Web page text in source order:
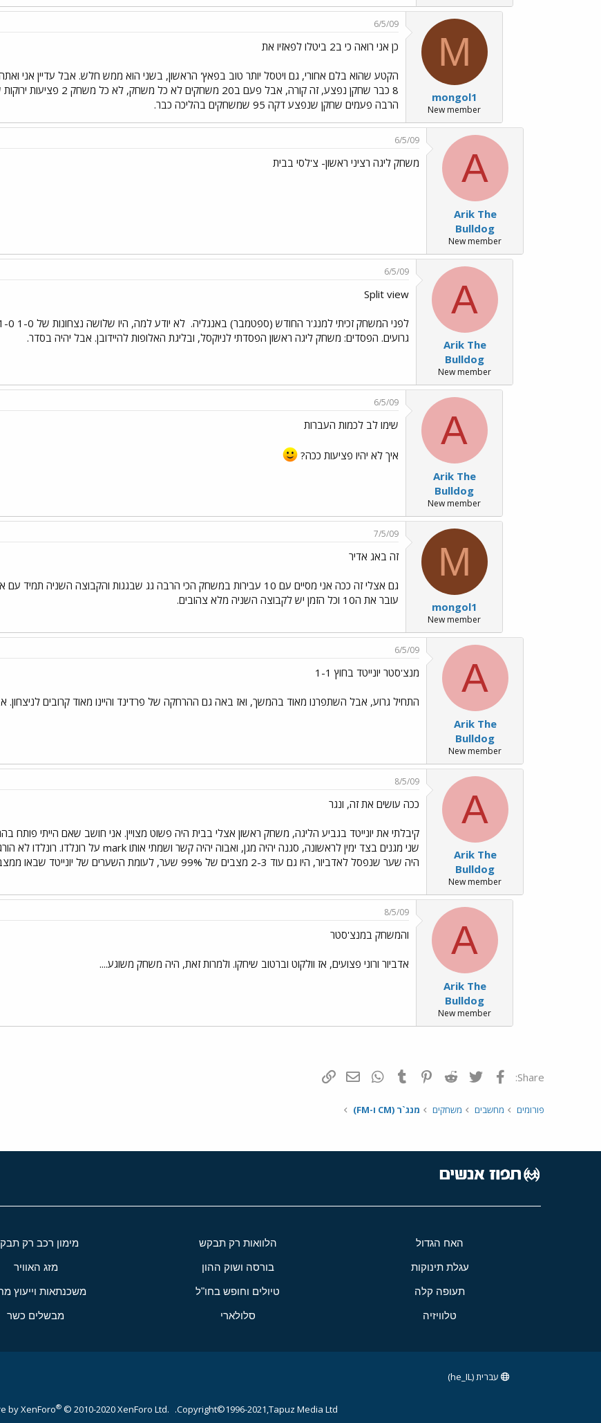
M
mongol1
New member
6/5/09
כן אני רואה כי ב2 ביטלו לפאזיו את
הקטע שהוא בלם אחורי, גם ויטסל יותר טוב בפאץ' הראשון, בשני הוא ממש חלש. אבל עדיין אני
הרבה פעמים שחקן שנפצע דקה 95 שמשחקים בהליכה כבר.
A
Arik The
Bulldog
New member
6/5/09
משחק ליגה רציני ראשון- צ'לסי בבית
A
Arik The
Bulldog
New member
6/5/09
Split view
לפני המשחק זכיתי למנג'ר החודש (ספטמבר) באנגליה.
גרועים. הפסדים: משחק ליגה ראשון הפסדתי לניוקסל, ובליגת האלופות להיידובן. אבל יהיה בסדר.
A
Arik The
Bulldog
New member
6/5/09
שימו לב לכמות העברות
איך לא יהיו פציעות ככה?
M
mongol1
New member
7/5/09
זה באג אדיר
עובר את ה10 וכל הזמן יש לקבוצה השניה מלא צהובים.
A
Arik The
Bulldog
New member
6/5/09
מנצ'סטר יונייטד בחוץ 1-1
התחיל גרוע, אבל השתפרנו מאוד בהמשך, ואז באה גם ההרחקה של פרדינד והיינו מאוד קרובים לניצחון.
A
Arik The
Bulldog
New member
8/5/09
ככה עושים את זה, ונגר
קיבלתי את יונייטד בגביע הליגה, משחק ראשון אצלי בבית היה פשוט מצויין. אני חושב שאם הייתי
היה שער שנפסל לאדביור, היו גם עוד 2-3 מצבים של 99% שער, לעומת השערים של יונייטד שבאו ממצבים נייחים.
A
Arik The
Bulldog
New member
8/5/09
והמשחק במנצ'סטר
אדביור ורוני פצועים, אז וולקוט וברטוב שיחקו. ולמרות זאת, היה משחק משוגע....
Share: פייסבוק Twitter
Reddit
Pinterest
Tumblr
WhatsAppדואר אלקטרוני
פורומים מחשבים משחקים מנג`ר (CM ו-FM)
האח הגדול הלוואות רק תבקש מימון רכב רק
עגלת תינוקות בורסה ושוק ההון מזג האוויר
תעופה קלה טיולים וחופש בחו"ל משכנתאות וייעוץ
טלוויזיה סלולארי מבשלים כשר
עברית (he_IL)
Copyright©1996-2021,Tapuz Media Ltd.
by XenForo® © 2010-2020 XenForo Ltd.